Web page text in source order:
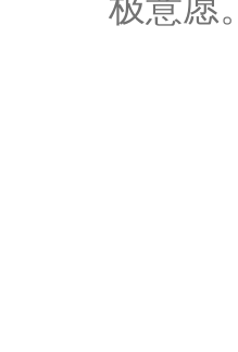
极意愿。